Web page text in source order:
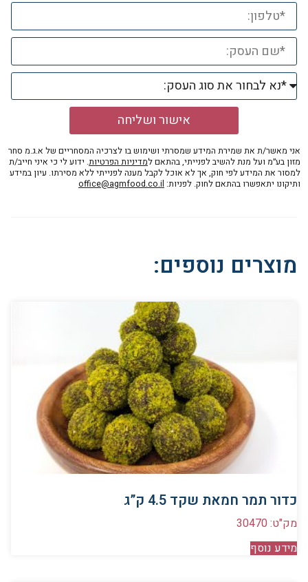
אישור ושליחה
אני מאשר/ת את שמירת המידע שמסרתי ושימוש בו לצרכיה המסחריים של א.ג.מ סחר
מזון בע״מ ועל מנת להשיב לפנייתי, בהתאם למדיניות הפרטיות. ידוע לי כי איני חייב/ת
למסור את המידע לפי חוק, אך לא אוכל לקבל מענה לפנייתי ללא מסירתו. עיון במידע
ותיקונו יתאפשרו בהתאם לחוק. לפניות: office@agmfood.co.il
מוצרים נוספים:
כדור תמר חמאת שקד 4.5 ק”ג
מק"ט: 30470
מידע נוסף